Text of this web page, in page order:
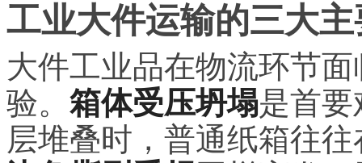
工业大件运输的三大
大件工业品在物流环节
验。 箱体受压坍塌是首
层堆叠时，普通纸箱往